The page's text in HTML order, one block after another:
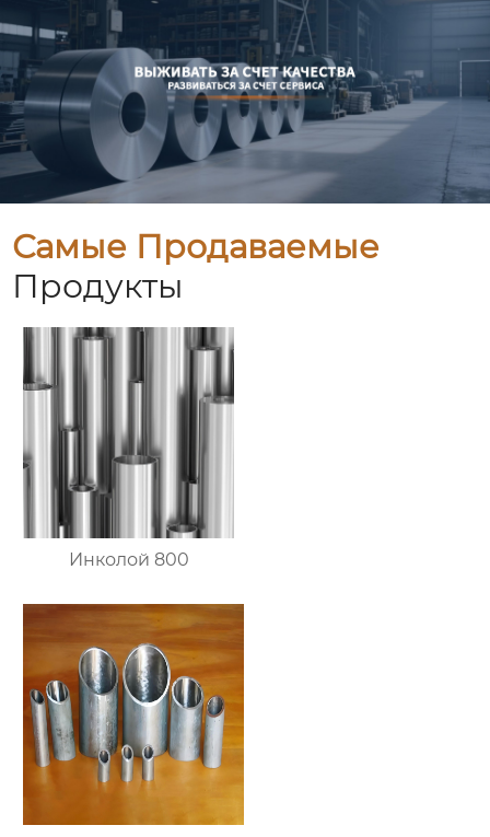
Самые Продаваемые
Продукты
Инколой 800